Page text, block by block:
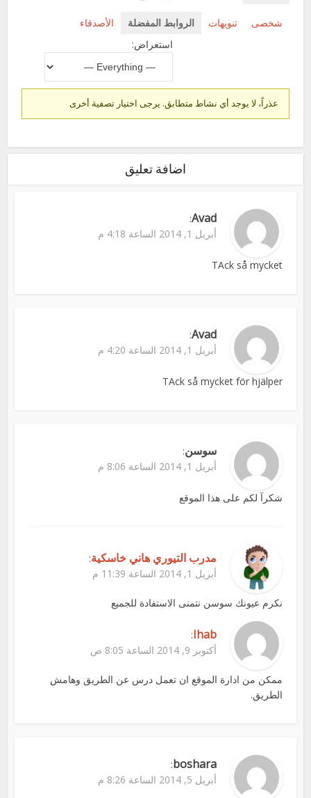
شخصى تنويهات الروابط المفضلة
الأصدقاء
استعراض:
عذراً، لا يوجد أي نشاط متطابق. يرجى اختيار تصفية أخرى
اضافة تعليق
Avad
:
أبريل 1, 2014 الساعة 4:18 م
TAck så mycket
Avad
:
أبريل 1, 2014 الساعة 4:20 م
TAck så mycket för hjälper
سوسن:
أبريل 1, 2014 الساعة 8:06 م
شكرآ لكم على هذا الموقع
مدرب التيوري هاني خاسكية:
أبريل 1, 2014 الساعة 11:39 م
نكرم عيونك سوسن نتمنى الاستفادة للجميع
Ihab
:
أكتوبر 9, 2014 الساعة 8:05 ص
ممكن من ادارة الموقع ان تعمل درس عن الطريق وهامش
الطريق.
boshara
:
أبريل 5, 2014 الساعة 8:26 م